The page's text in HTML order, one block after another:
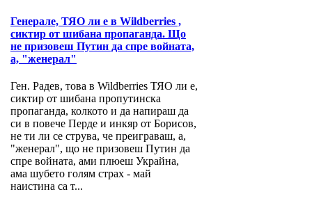
Генерале, ТЯО ли е в Wildberries ,
сиктир от шибана пропаганда. Що
не призовеш Путин да спре войната,
а, "женерал"
Ген. Радев, това в Wildberries ТЯО ли е,
сиктир от шибана пропутинска
пропаганда, колкото и да напираш да
си в повече Перде и инкяр от Борисов,
не ти ли се струва, че преиграваш, а,
"женерал", що не призовеш Путин да
спре войната, ами плюеш Украйна,
ама шубето голям страх - май
наистина са т...